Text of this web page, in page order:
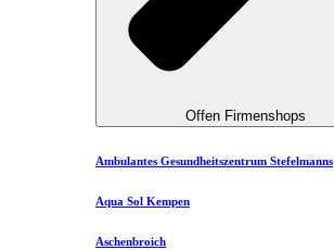
Offen Firmenshops
Ambulantes Gesundheitszentrum Stefelmanns
Aqua Sol Kempen
Aschenbroich